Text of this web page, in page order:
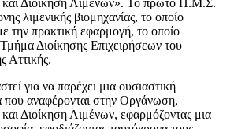
λιμενικής βιομηχανίας, το οποίο
την πρακτική εφαρμογή, το οποίο
Διοίκησης Επιχειρήσεων του
Αττικής.
για να παρέχει μια ουσιαστική
που αναφέρονται στην Οργάνωση,
Διοίκηση Λιμένων, εφαρμόζοντας μια